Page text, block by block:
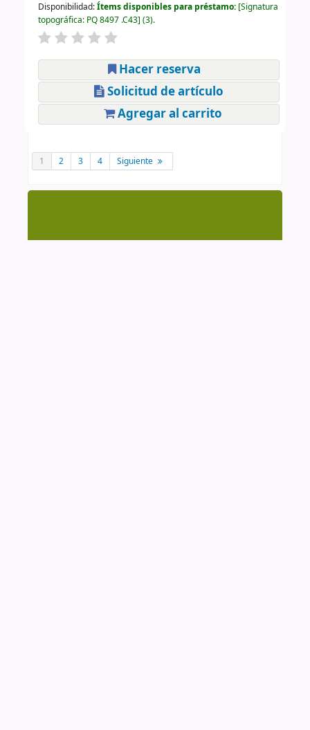
Disponibilidad:Ítems disponibles para préstamo: Signatura
topográfica: PQ 8497 .C43 (3).
Hacer reserva
Solicitud de artículo
Agregar al carrito
1 2 3 4 Siguiente